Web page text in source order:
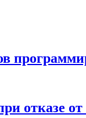
отказе